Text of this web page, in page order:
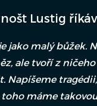
Lustig
jako malý bůžek.
ale tvoří z ničeho
Napíšeme
máme